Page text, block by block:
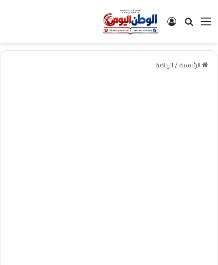
القائمةبحث عن تسجيل الدخول
الرئيسية/الرياضة